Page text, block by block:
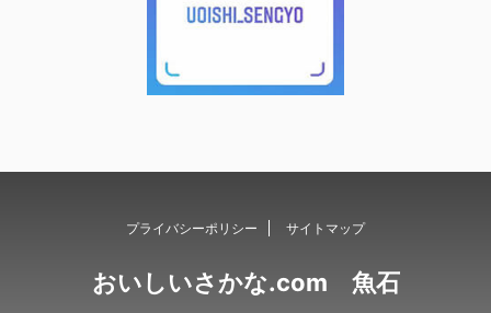
プライバシーポリシー サイトマップ
おいしいさかな.com 魚石